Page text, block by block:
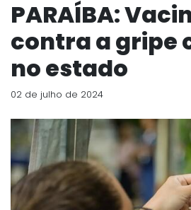
PARAÍBA:
contra a gripe
no estado
02 de julho de 2024